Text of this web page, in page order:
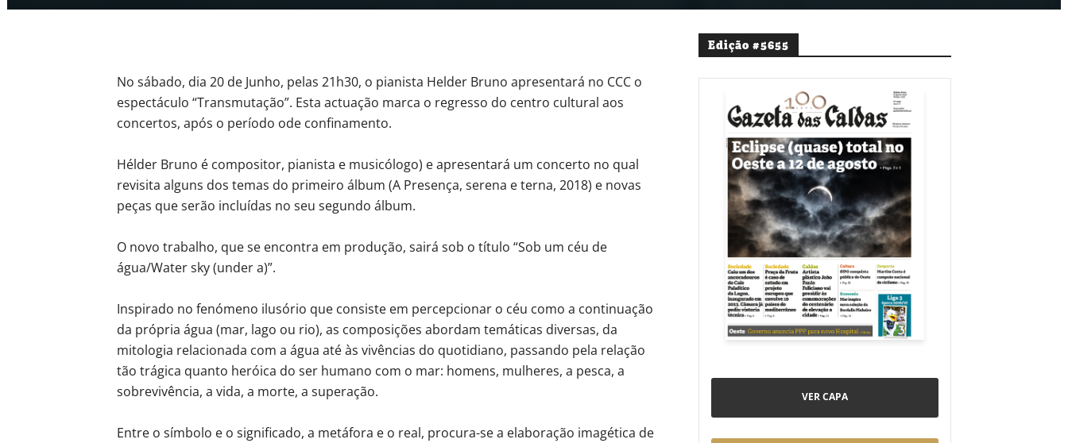
No sábado, dia 20 de Junho, pelas 21h30, o pianista Helder Bruno apresentará no CCC o
espectáculo “Transmutação”. Esta actuação marca o regresso do centro cultural aos
concertos, após o período ode confinamento.
Hélder Bruno é compositor, pianista e musicólogo) e apresentará um concerto no qual
revisita alguns dos temas do primeiro álbum (A Presença, serena e terna, 2018) e novas
peças que serão incluídas no seu segundo álbum.
O novo trabalho, que se encontra em produção, sairá sob o título “Sob um céu de
água/Water sky (under a)”.
Inspirado no fenómeno ilusório que consiste em percepcionar o céu como a continuação
da própria água (mar, lago ou rio), as composições abordam temáticas diversas, da
mitologia relacionada com a água até às vivências do quotidiano, passando pela relação
tão trágica quanto heróica do ser humano com o mar: homens, mulheres, a pesca, a
sobrevivência, a vida, a morte, a superação.
Entre o símbolo e o significado, a metáfora e o real, procura-se a elaboração imagética de
Edição #5655
VER CAPA